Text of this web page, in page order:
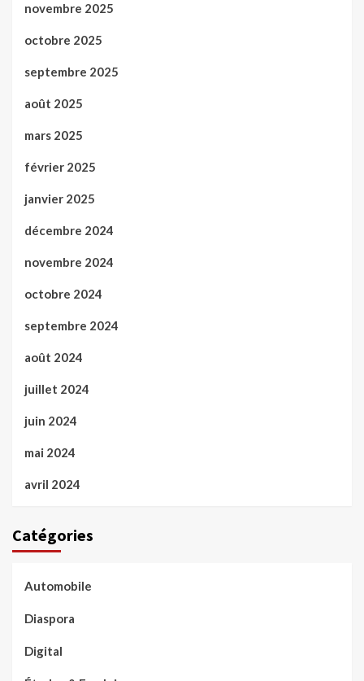
novembre 2025
octobre 2025
septembre 2025
août 2025
mars 2025
février 2025
janvier 2025
décembre 2024
novembre 2024
octobre 2024
septembre 2024
août 2024
juillet 2024
juin 2024
mai 2024
avril 2024
Catégories
Automobile
Diaspora
Digital